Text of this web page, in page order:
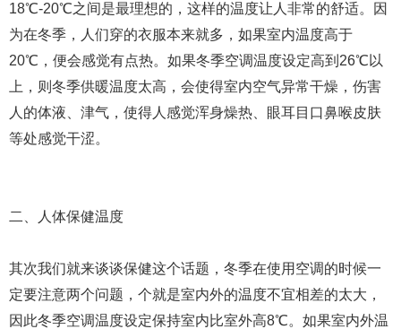
18℃-20℃之间是最理想的，这样的温度让人非常的舒适。因
为在冬季，人们穿的衣服本来就多，如果室内温度高于
20℃，便会感觉有点热。如果冬季空调温度设定高到26℃以
上，则冬季供暖温度太高，会使得室内空气异常干燥，伤害
人的体液、津气，使得人感觉浑身燥热、眼耳目口鼻喉皮肤
等处感觉干涩。
二、人体保健温度
其次我们就来谈谈保健这个话题，冬季在使用空调的时候一
定要注意两个问题，个就是室内外的温度不宜相差的太大，
因此冬季空调温度设定保持室内比室外高8℃。如果室内外温